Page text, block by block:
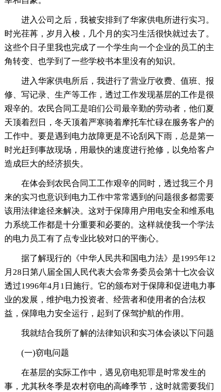
进入公司之后，我被安排到了华家供电所进行实习。
时光荏苒，岁月入梭，几个月的实习生活很快就过去了。
这些个日子里我也完成了一个学生向一个企业的员工的主
角转变、也学到了一些学校书本里没有的知识。
进入华家供电所后，我进行了营业厅收费、值班、报
修、写记录、生产等工作，透过工作发现基层的工作是很
艰辛的。农民合同工是咱们公司最辛勤的劳动者，他们夏
天顶着烈日，冬天顶着严寒骑着摩托车忙碌在服务客户的
工作中。要是遇到电力故障更是不论刮风下雨，总是第一
时光赶到事故现场，用最快的速度进行抢修，以免给客户
造成巨大的经济损失。
在体会到农民合同工工作艰辛的同时，透过我三个月
来的实习也意识到电力工作中常常遇到的问题很多都需要
该用法律途径来解决。这对于保障用户用电安全和维系电
力系统工作都是十分重要和必要的。这样就使我一个学法
的电力员工有了点专业比较对口的平衡心。
据了解现行的《中华人民共和国电力法》是1995年12
月28日第八届全国人民代表大会常务委员会第十七次会议
透过1996年4月1日施行。它的颁布对于保障和促进电力事
业的发展，维护电力投资者、经营者和使用者的合法权
益，保障电力安全运行，起到了保驾护航的作用。
我就结合我所了解的法律知识和实习体会谈以下问题
(一)窃电问题
在基层的实际工作中，遇见窃电犯罪是时常发生的
事，尤其秋冬季是农村窃电的高峰季节，这时就需要我们